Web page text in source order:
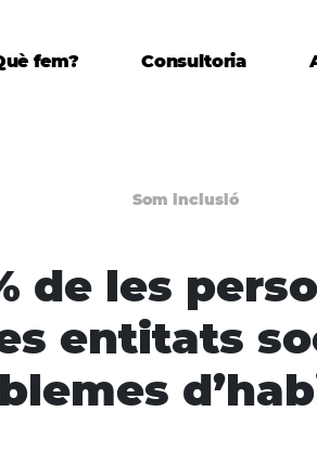
fem? Consultoria
Som inclusió
de les
entitats